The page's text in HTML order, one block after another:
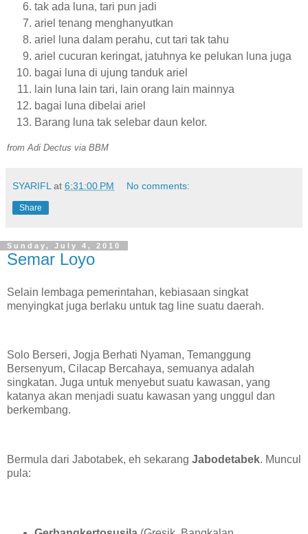
tak ada luna, tari pun jadi
ariel tenang menghanyutkan
ariel luna dalam perahu, cut tari tak tahu
ariel cucuran keringat, jatuhnya ke pelukan luna juga
bagai luna di ujung tanduk ariel
lain luna lain tari, lain orang lain mainnya
bagai luna dibelai ariel
Barang luna tak selebar daun kelor.
from Adi Dectus via BBM
SYARIFL at 6:31:00 PM No comments:
Share
Sunday, July 4, 2010
Semar Loyo
Selain lembaga pemerintahan, kebiasaan singkat
menyingkat juga berlaku untuk tag line suatu daerah.
Solo Berseri, Jogja Berhati Nyaman, Temanggung
Bersenyum, Cilacap Bercahaya, semuanya adalah
singkatan. Juga untuk menyebut suatu kawasan, yang
katanya akan menjadi suatu kawasan yang unggul dan
berkembang.
Bermula dari Jabotabek, eh sekarang Jabodetabek. Muncul
pula: